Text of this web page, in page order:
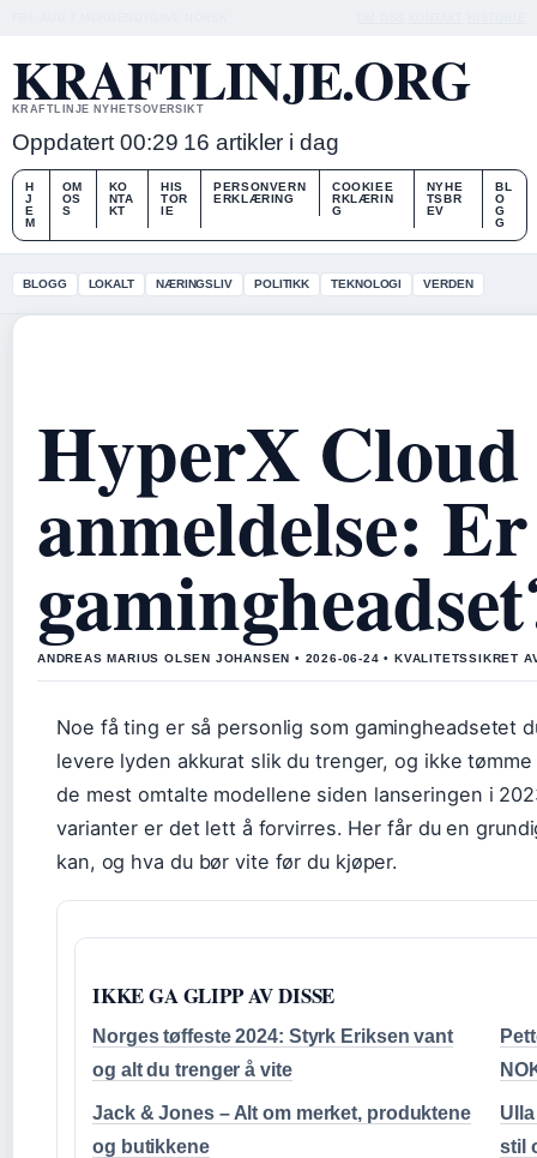
KRAFTLINJE.ORG
KRAFTLINJE NYHETSOVERSIKT
Oppdatert 00:29 16 artikler i dag
H
J
E
M
OM
OS
S
KO
NTA
KT
HIS
TOR
IE
PERSONVERN
ERKLÆRING
COOKIEE
RKLÆRIN
G
NYHE
TSBR
EV
BL
O
G
G
BLOGG LOKALT NÆRINGSLIV POLITIKK TEKNOLOGI VERDEN
HyperX Cloud
anmeldelse:
ANDREAS MARIUS OLSEN JOHANSEN • 2026-06-24 • KVALITETSSIKRET
Noe få ting er så personlig som gamingheadsetet
levere lyden akkurat slik du trenger, og ikke
de mest omtalte modellene siden lanseringen i
varianter er det lett å forvirres. Her får du en
kan, og hva du bør vite før du kjøper.
IKKE GA GLIPP AV DISSE
Norges tøffeste 2024: Styrk Eriksen vant
og alt du trenger å vite
Jack & Jones – Alt om merket, produktene
og butikkene
stil